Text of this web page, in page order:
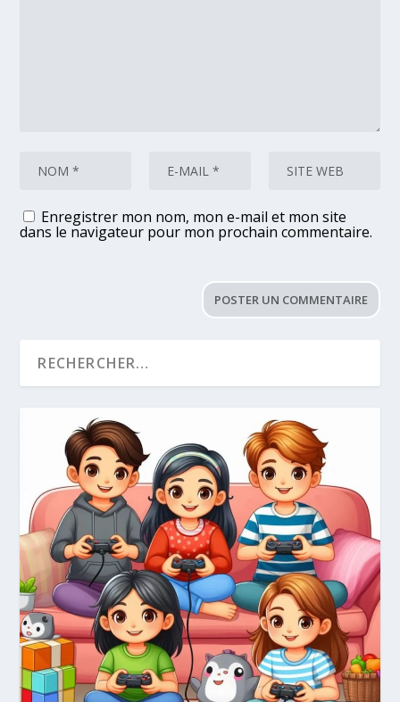
Enregistrer mon nom, mon e-mail et mon site
dans le navigateur pour mon prochain commentaire.